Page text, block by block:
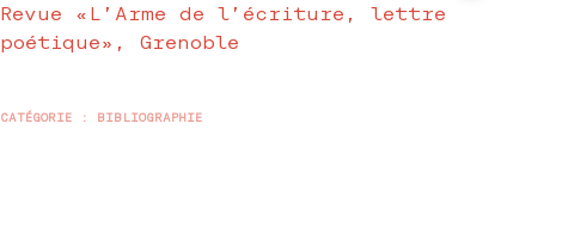
Revue «L’Arme de l’écriture, lettre
poétique», Grenoble
CATÉGORIE : BIBLIOGRAPHIE